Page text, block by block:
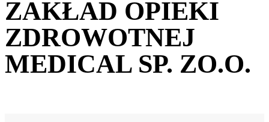
ZAKŁAD OPIEKI
ZDROWOTNEJ
MEDICAL SP. ZO.O.